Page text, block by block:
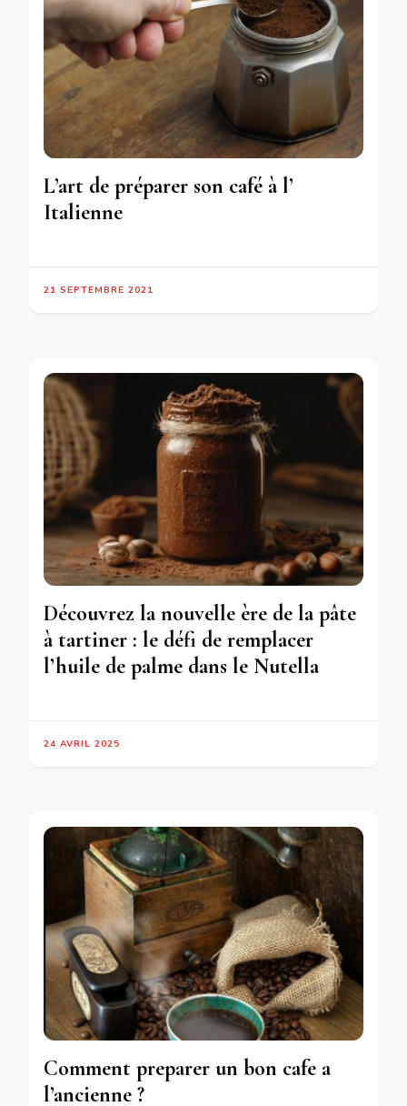
L’art de préparer son café à l’
Italienne
21 SEPTEMBRE 2021
Découvrez la nouvelle ère de la pâte
à tartiner : le défi de remplacer
l’huile de palme dans le Nutella
24 AVRIL 2025
Comment preparer un bon cafe a
l’ancienne ?